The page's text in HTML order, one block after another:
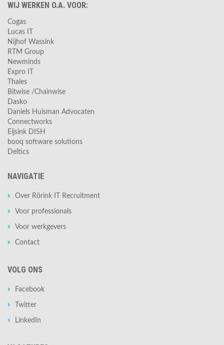
WIJ WERKEN O.A. VOOR:
Cogas
Lucas IT
Nijhof Wassink
RTM Group
Newminds
Expro IT
Thales
Bitwise /Chainwise
Dasko
Daniels Huisman Advocaten
Connectworks
Eijsink DISH
booq software solutions
Deltics
NAVIGATIE
Over Rörink IT Recruitment
Voor professionals
Voor werkgevers
Contact
VOLG ONS
Facebook
Twitter
LinkedIn